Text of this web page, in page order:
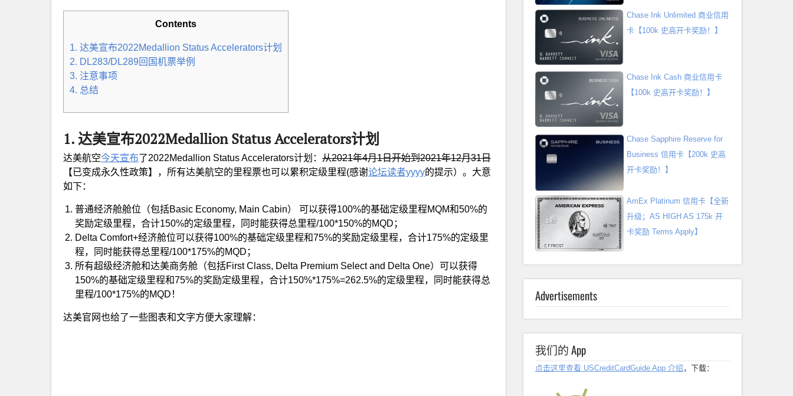
Contents
1. 达美宣布2022Medallion Status Accelerators计划
2. DL283/DL289回国机票举例
3. 注意事项
4. 总结
1. 达美宣布2022Medallion Status Accelerators计划
达美航空今天宣布了2022Medallion Status Accelerators计划： 从2021年4月1日开始到2021年12月31日
【已变成永久性政策】，所有达美航空的里程票也可以累积定级里程(感谢论坛读者yyyy的提示）。大意
如下：
普通经济舱舱位（包括Basic Economy, Main Cabin） 可以获得100%的基础定级里程MQM和50%的
奖励定级里程，合计150%的定级里程，同时能获得总里程/100*150%的MQD；
Delta Comfort+经济舱位可以获得100%的基础定级里程和75%的奖励定级里程，合计175%的定级里
程，同时能获得总里程/100*175%的MQD；
所有超级经济舱和达美商务舱（包括First Class, Delta Premium Select and Delta One）可以获得
150%的基础定级里程和75%的奖励定级里程，合计150%*175%=262.5%的定级里程，同时能获得总
里程/100*175%的MQD！
达美官网也给了一些图表和文字方便大家理解：
Chase Ink Unlimited 商业信用
卡【100k 史高开卡奖励！】
Chase Ink Cash 商业信用卡
【100k 史高开卡奖励！】
Chase Sapphire Reserve for
Business 信用卡【200k 史高
开卡奖励！】
AmEx Platinum 信用卡【全新
升级；AS HIGH AS 175k 开
卡奖励 Terms Apply】
Advertisements
我们的 App
点击这里查看 USCreditCardGuide App 介绍 ，下载：